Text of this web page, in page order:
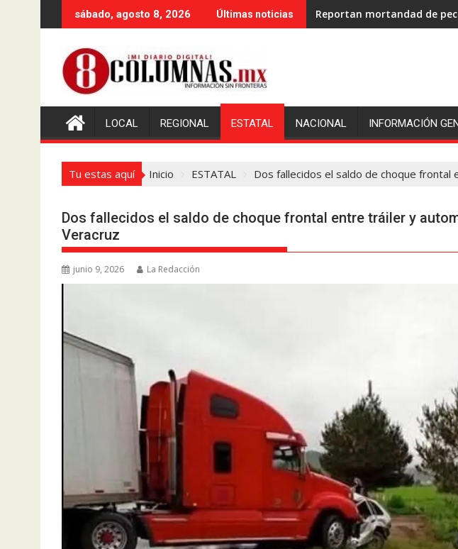
al
sábado, agosto 8, 2026 Últimas noticias Reportan mortandad de
LOCAL REGIONAL ESTATAL NACIONAL INFORMACIÓN
Tu estas aquí Inicio ESTATAL Dos fallecidos el saldo de choque
Dos fallecidos el saldo de choque frontal entre tráiler y
Veracruz
junio 9, 2026 La Redacción